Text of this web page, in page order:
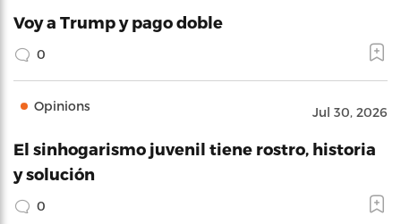
Voy a Trump y pago doble
0
Opinions Jul 30, 2026
El sinhogarismo juvenil tiene rostro, historia
y solución
0